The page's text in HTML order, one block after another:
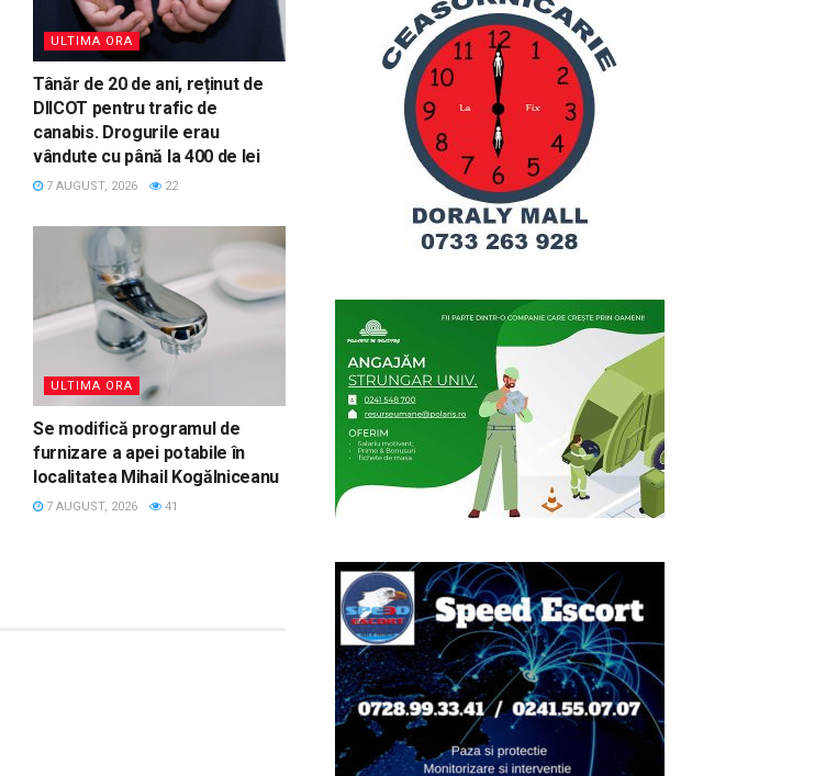
ULTIMA ORA
Tânăr de 20 de ani, reținut de
DIICOT pentru trafic de
canabis. Drogurile erau
vândute cu până la 400 de lei
7 AUGUST, 2026 22
ULTIMA ORA
Se modifică programul de
furnizare a apei potabile în
localitatea Mihail Kogălniceanu
7 AUGUST, 2026 41